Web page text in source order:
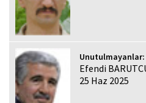
Unutulmayanlar:
Efendi
25 Haz 2025